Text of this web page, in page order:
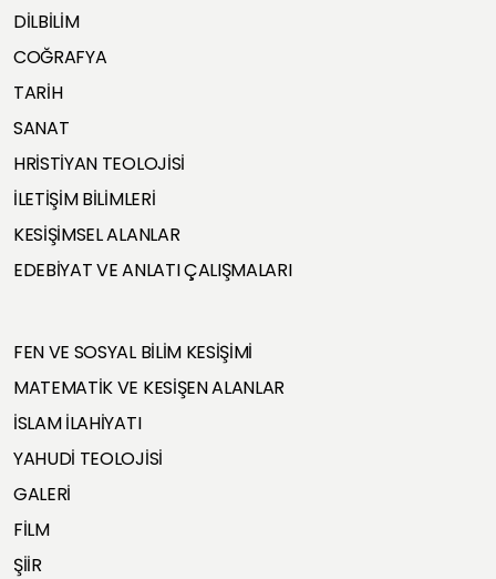
DİLBİLİM
COĞRAFYA
TARİH
SANAT
HRİSTİYAN TEOLOJİSİ
İLETİŞİM BİLİMLERİ
KESİŞİMSEL ALANLAR
EDEBİYAT VE ANLATI ÇALIŞMALARI
FEN VE SOSYAL BİLİM KESİŞİMİ
MATEMATİK VE KESİŞEN ALANLAR
İSLAM İLAHİYATI
YAHUDİ TEOLOJİSİ
GALERİ
FİLM
ŞİİR